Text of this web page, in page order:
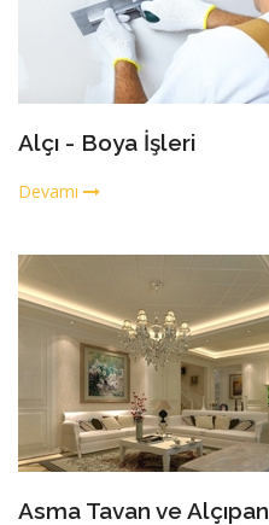
Alçı - Boya İşleri
Devamı
Asma Tavan ve Alçıpan